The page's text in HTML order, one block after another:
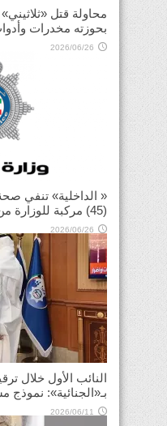
محاولة قتل
بحوزته مخدرات
2026/06/26
« الداخلية» تنفي
(45) مركبة للوزارة من إحدى الدول
2026/06/26
بـ«الجنائية»: نموذج
2026/06/11